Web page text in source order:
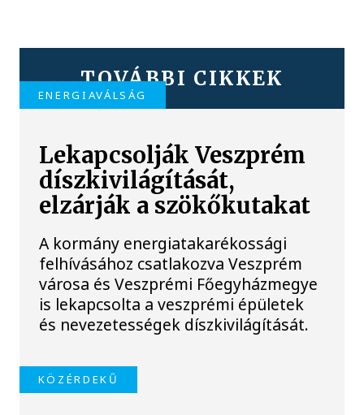
TOVÁBBI CIKKEK
ENERGIAVÁLSÁG
Lekapcsolják Veszprém
díszkivilágítását,
elzárják a szökőkutakat
A kormány energiatakarékossági
felhívásához csatlakozva Veszprém
városa és Veszprémi Főegyházmegye
is lekapcsolta a veszprémi épületek
és nevezetességek díszkivilágítását.
KÖZÉRDEKŰ